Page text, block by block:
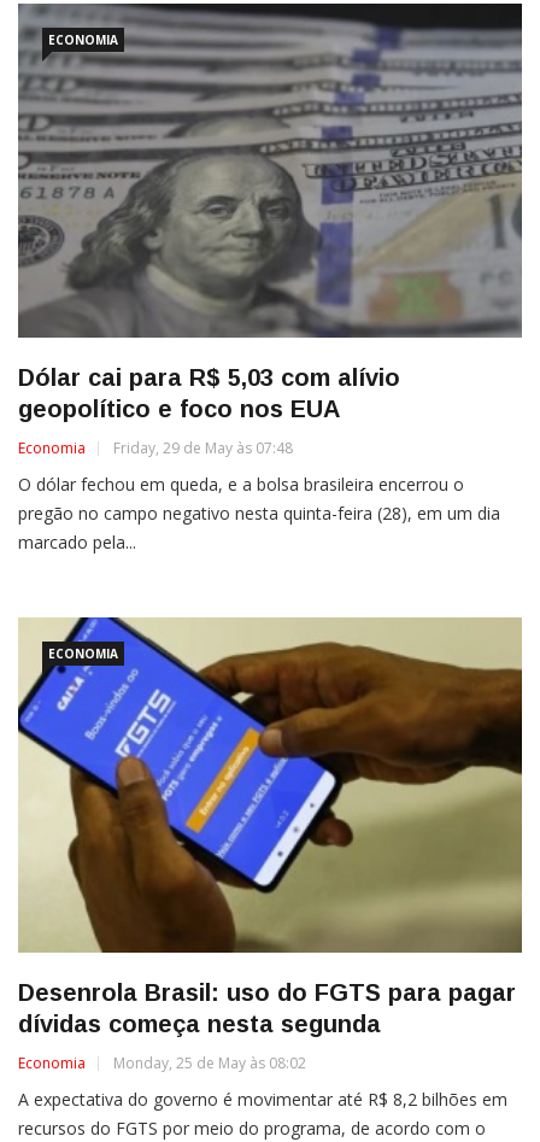
ECONOMIA
Dólar cai para R$ 5,03 com alívio
geopolítico e foco nos EUA
Economia Friday, 29 de May às 07:48
O dólar fechou em queda, e a bolsa brasileira encerrou o
pregão no campo negativo nesta quinta-feira (28), em um dia
marcado pela...
ECONOMIA
Desenrola Brasil: uso do FGTS para pagar
dívidas começa nesta segunda
Economia Monday, 25 de May às 08:02
A expectativa do governo é movimentar até R$ 8,2 bilhões em
recursos do FGTS por meio do programa, de acordo com o